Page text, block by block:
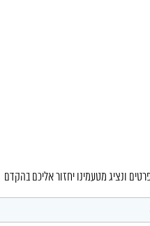
ונציג מטעמינו יחזור אליכם בהקדם